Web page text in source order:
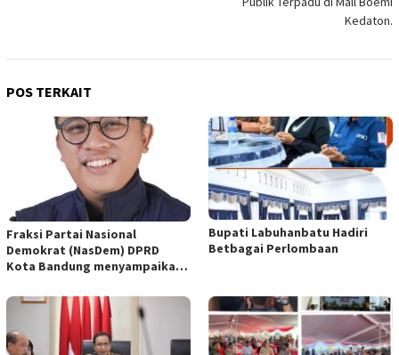
Kedaton.
POS TERKAIT
Fraksi Partai Nasional
Demokrat (NasDem) DPRD
Kota Bandung menyampaikan
empat Rancangan Peraturan
Daerah (Raperda) yang
diajukan Pemerintah Kota
Bandung
Bupati Labuhanbatu Hadiri
Betbagai Perlombaan